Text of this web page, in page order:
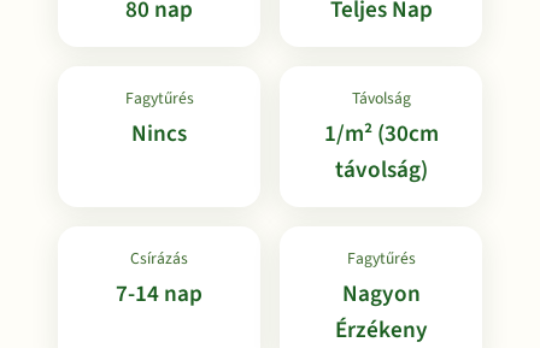
80 nap Teljes Nap
Fagytűrés
Nincs
Távolság
1/m² (30cm
távolság)
Csírázás
7-14 nap
Fagytűrés
Nagyon
Érzékeny